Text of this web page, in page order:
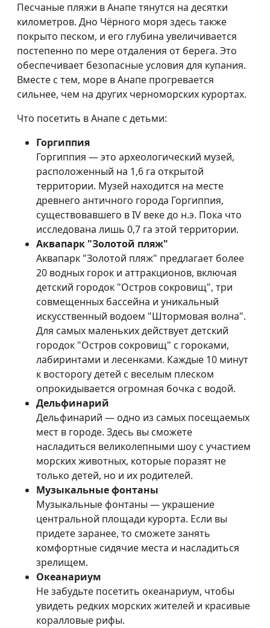
Песчаные пляжи в Анапе тянутся на десятки
километров. Дно Чёрного моря здесь также
покрыто песком, и его глубина увеличивается
постепенно по мере отдаления от берега. Это
обеспечивает безопасные условия для купания.
Вместе с тем, море в Анапе прогревается
сильнее, чем на других черноморских курортах.
Что посетить в Анапе с детьми:
Горгиппия
Горгиппия — это археологический музей,
расположенный на 1,6 га открытой
территории. Музей находится на месте
древнего античного города Горгиппия,
существовавшего в IV веке до н.э. Пока что
исследована лишь 0,7 га этой территории.
Аквапарк "Золотой пляж"
Аквапарк "Золотой пляж" предлагает более
20 водных горок и аттракционов, включая
детский городок "Остров сокровищ", три
совмещенных бассейна и уникальный
искусственный водоем "Штормовая волна".
Для самых маленьких действует детский
городок "Остров сокровищ" с гороками,
лабиринтами и лесенками. Каждые 10 минут
к восторогу детей с веселым плеском
опрокидывается огромная бочка с водой.
Дельфинарий
Дельфинарий — одно из самых посещаемых
мест в городе. Здесь вы сможете
насладиться великолепными шоу с участием
морских животных, которые поразят не
только детей, но и их родителей.
Музыкальные фонтаны
Музыкальные фонтаны — украшение
центральной площади курорта. Если вы
придете заранее, то сможете занять
комфортные сидячие места и насладиться
зрелищем.
Океанариум
Не забудьте посетить океанариум, чтобы
увидеть редких морских жителей и красивые
коралловые рифы.